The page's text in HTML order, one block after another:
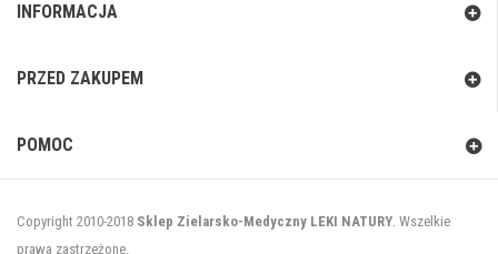
INFORMACJA
PRZED ZAKUPEM
POMOC
Copyright 2010-2018 Sklep Zielarsko-Medyczny LEKI NATURY. Wszelkie
prawa zastrzeżone.